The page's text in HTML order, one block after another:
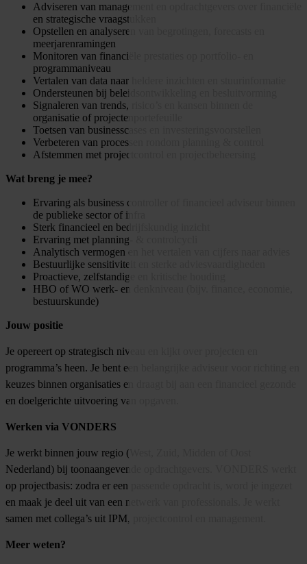
Adviseren van management en opdrachtgevers over financiële
en strategische vraagstukken
Opstellen en analyseren van begrotingen, forecasts en
meerjarenramingen
Monitoren van financiële prestaties op portfolio- en
programmaniveau
Vertalen van data naar heldere inzichten en stuurinformatie
Ondersteunen bij beleidsontwikkeling en besluitvorming
Signaleren van trends, risico’s en kansen binnen de
organisatie of projectenportefeuille
Toetsen van businesscases en investeringsvoorstellen
Verbeteren van processen rondom planning & control
Afstemmen met projectcontrol en projectbeheersing
Wat breng je mee?
Ervaring als business controller of financieel adviseur binnen
de publieke sector of infra
Sterk financieel en bedrijfskundig inzicht
Ervaring met planning- & controlcycli
Analytisch vermogen en het vertalen van cijfers naar advies
Bestuurlijke sensitiviteit en sterke adviesvaardigheden
Proactieve, zelfstandige en kritische houding
HBO of WO werk- en denkniveau (bijv. finance, economie,
bestuurskunde)
Jouw positie
Je opereert op strategisch niveau en kijkt over projecten en
programma’s heen. Je bent een belangrijke adviseur voor richting en
keuzes binnen organisaties en draagt bij aan een financieel gezonde
en doelgerichte uitvoering van opgaven.
Werken via VONDERS
Je werkt binnen jouw regio (West, Zuid, Midden of Oost
Nederland) bij toonaangevende opdrachtgevers. VONDERS werkt
op projectbasis: zodra er een passende opdracht is, word je ingezet
en maak je deel uit van een netwerk van professionals. Je werkt
samen met collega’s uit IPM, projectcontrol en management.
Meer weten?